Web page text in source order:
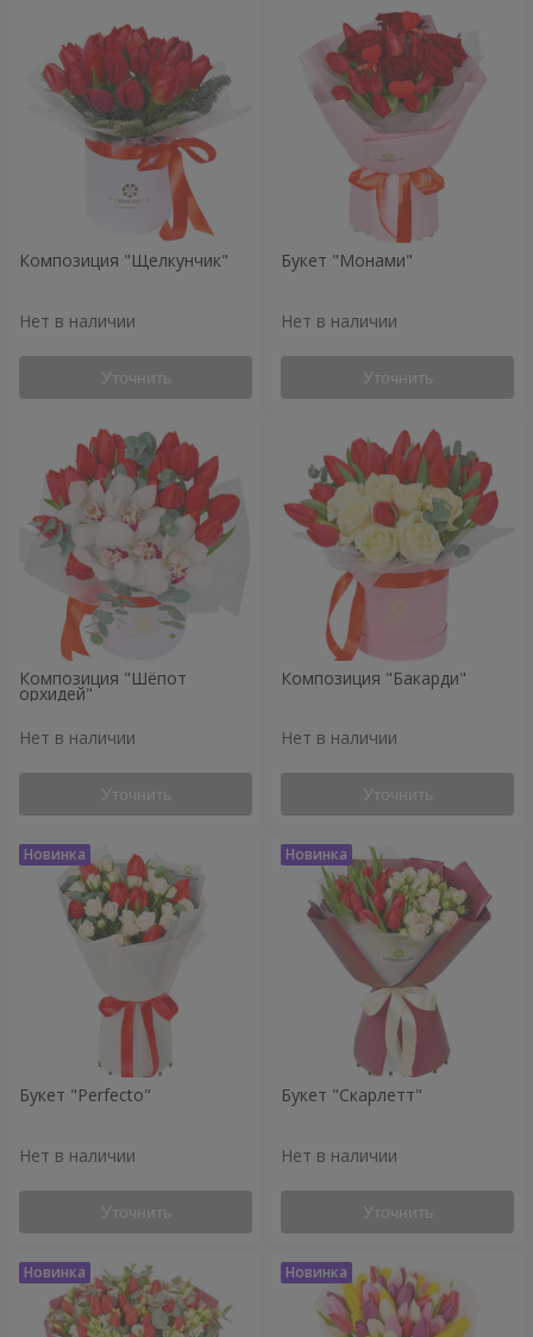
Композиция "Щелкунчик"
Нет в наличии
Уточнить
Букет "Монами"
Нет в наличии
Уточнить
Композиция "Шёпот
орхидей"
Нет в наличии
Уточнить
Композиция "Бакарди"
Нет в наличии
Уточнить
Букет "Perfecto"
Нет в наличии
Уточнить
Букет "Скарлетт"
Нет в наличии
Уточнить